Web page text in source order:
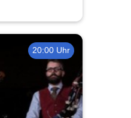
aktualisiert)
20:00 Uhr